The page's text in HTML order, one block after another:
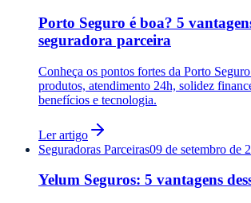
Porto Seguro é boa? 5
seguradora parceira
Conheça os pontos fortes da Porto
produtos, atendimento 24h, solidez
benefícios e tecnologia.
Ler artigo
Seguradoras Parceiras09 de setembro de
Yelum Seguros: 5 vantagens